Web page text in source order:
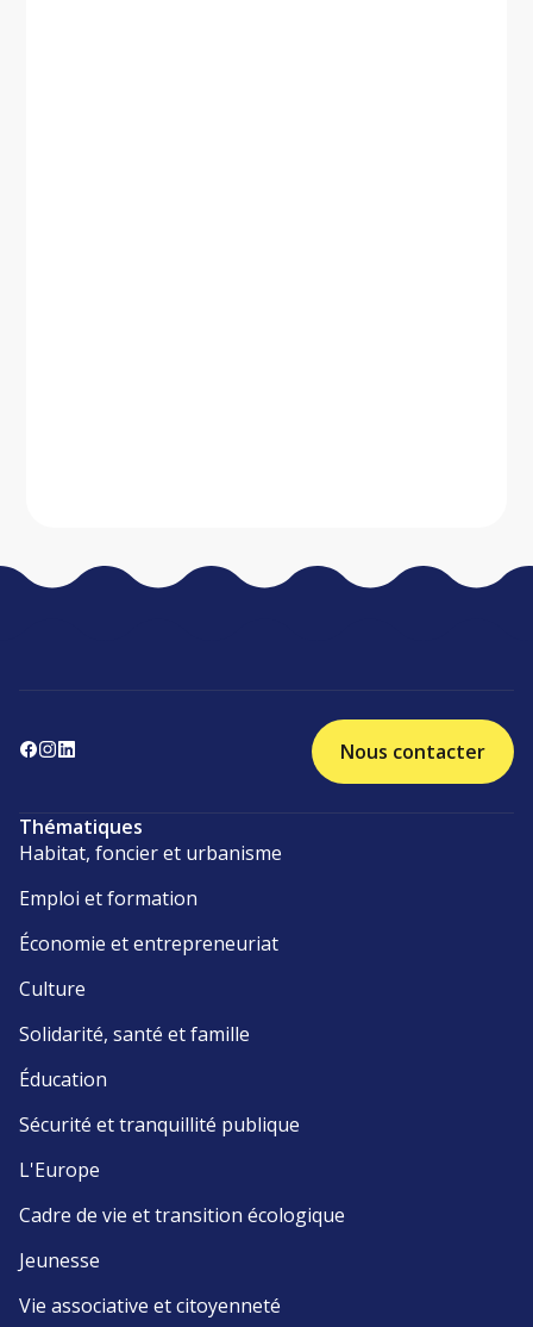
Nous contacter
Thématiques
Habitat, foncier et urbanisme
Emploi et formation
Économie et entrepreneuriat
Culture
Solidarité, santé et famille
Éducation
Sécurité et tranquillité publique
L'Europe
Cadre de vie et transition écologique
Jeunesse
Vie associative et citoyenneté